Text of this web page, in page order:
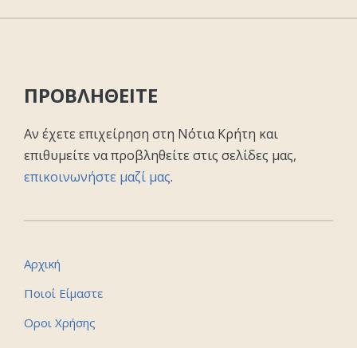
ΠΡΟΒΛΗΘΕΙΤΕ
Αν έχετε επιχείρηση στη Νότια Κρήτη και
επιθυμείτε να προβληθείτε στις σελίδες μας,
επικοινωνήστε μαζί μας.
Αρχική
Ποιοί Είμαστε
Οροι Χρήσης